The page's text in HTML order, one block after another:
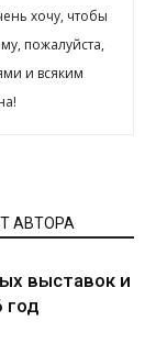
хочу, чтобы
пожалуйста,
и всяким
АВТОРА
выставок и
год